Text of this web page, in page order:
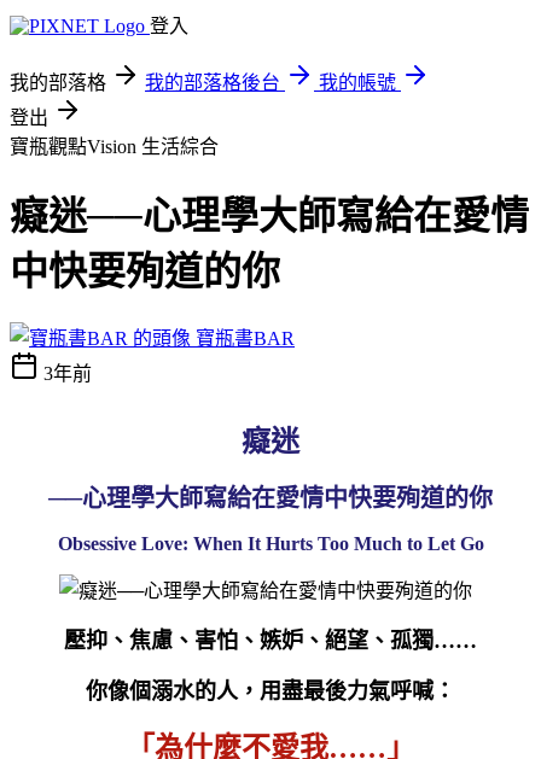
登入
我的部落格 我的部落格後台
我的帳號
登出
寶瓶觀點Vision 生活綜合
癡迷──心理學大師寫給在愛情
中快要殉道的你
寶瓶書BAR
3年前
癡迷
──心理學大師寫給在愛情中快要殉道的你
Obsessive Love: When It Hurts Too Much to Let Go
壓抑、焦慮、害怕、嫉妒、絕望、孤獨……
你像個溺水的人，用盡最後力氣呼喊：
「為什麼不愛我…… 」